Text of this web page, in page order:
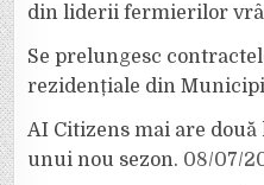
din liderii fermierilor
Se prelungesc
rezidențiale din
AI Citizens mai are
unui nou sezon. 08/07/